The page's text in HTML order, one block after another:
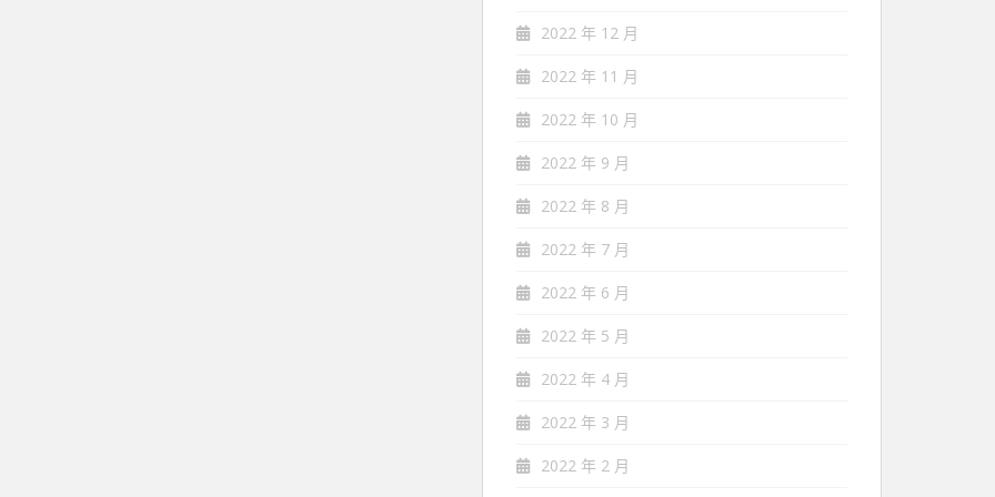
2022 年 12 月
2022 年 11 月
2022 年 10 月
2022 年 9 月
2022 年 8 月
2022 年 7 月
2022 年 6 月
2022 年 5 月
2022 年 4 月
2022 年 3 月
2022 年 2 月